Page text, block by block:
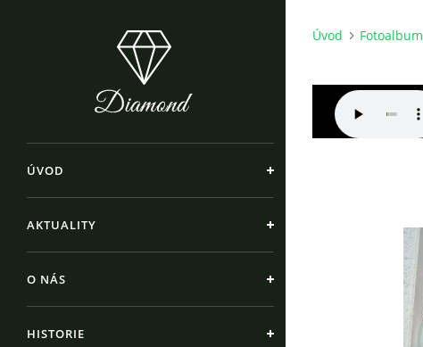
ÚVOD
AKTUALITY
O NÁS
HISTORIE
Úvod Fotoalbum